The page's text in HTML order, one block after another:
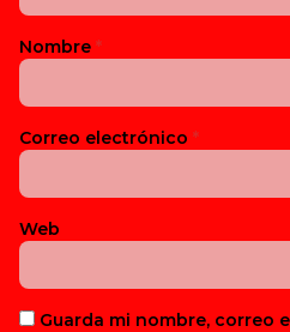
Nombre *
Correo electrónico *
Web
Guarda mi nombre, correo